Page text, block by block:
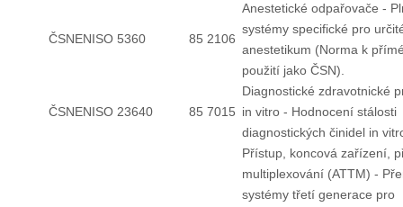
ČSNENISO 5360 85 2106
Anestetické odpařovače -
systémy specifické pro
anestetikum (Norma k
použití jako ČSN).
ČSNENISO 23640 85 7015
Diagnostické zdravotnické
in vitro - Hodnocení stálosti
diagnostických činidel in
Přístup, koncová zařízení,
multiplexování (ATTM) -
systémy třetí generace pro